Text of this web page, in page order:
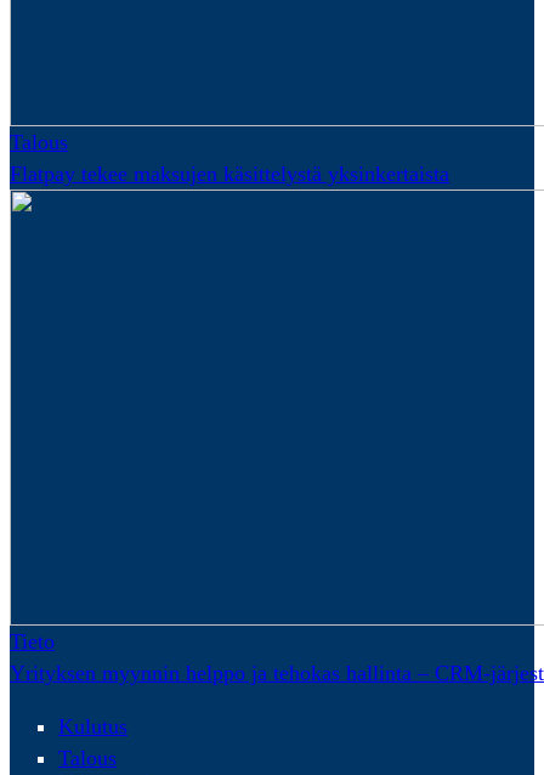
Talous
Flatpay tekee maksujen käsittelystä yksinkertaista
Tieto
Yrityksen myynnin helppo ja tehokas hallinta – CRM-
Kulutus
Talous